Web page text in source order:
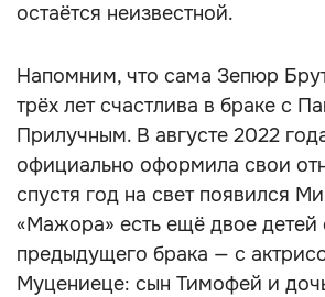
остаётся неизвестной.
Напомним, что сама Зепюр
трёх лет счастлива в браке с
Прилучным. В августе 2022
официально оформила свои
спустя год на свет появился
«Мажора» есть ещё двое детей
предыдущего брака — с
Муцениеце: сын Тимофей и